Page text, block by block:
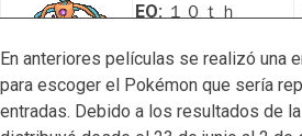
EO: １０ｔｈ
ID:07147
Naturaleza:
Aleatoria
En anteriores películas se realizó una
para escoger el Pokémon que sería
entradas. Debido a los resultados de